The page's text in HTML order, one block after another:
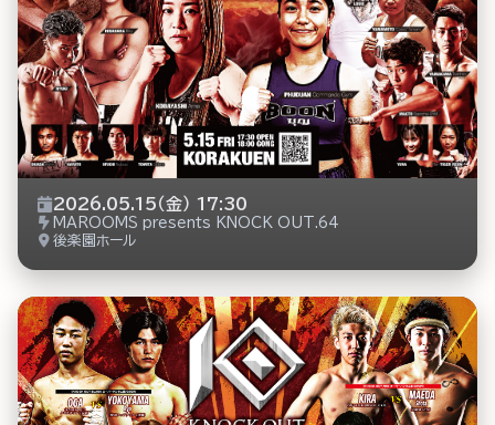
2026.05.15（金） 17:30
MAROOMS presents KNOCK OUT.64
後楽園ホール